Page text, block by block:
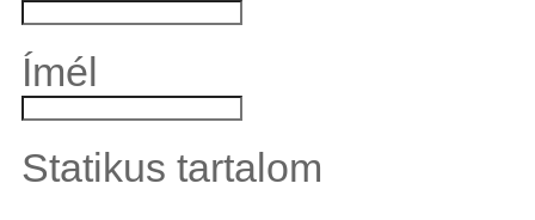
Ímél
Statikus tartalom